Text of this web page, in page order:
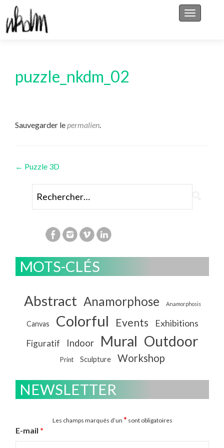
Afficher/
puzzle_nkdm_02
Sauvegarder lepermalien.
Navigation
des
articles
← Puzzle 3D
MOTS-CLÉS
Abstract Anamorphose Anamorphosis
Canvas Colorful Events Exhibitions
Figuratif Indoor Mural Outdoor
Print Sculpture Workshop
NEWSLETTER
Les champs marqués d’un * sont obligatoires
E-mail *